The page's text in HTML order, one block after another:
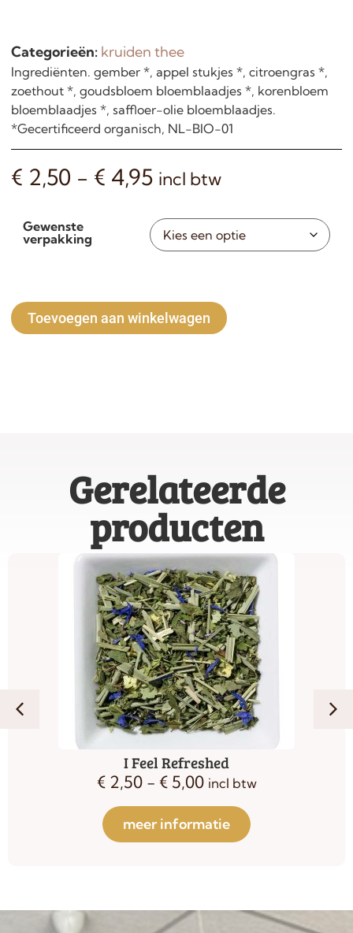
Categorieën: kruiden thee
Ingrediënten. gember *, appel stukjes *, citroengras *,
zoethout *, goudsbloem bloemblaadjes *, korenbloem
bloemblaadjes *, saffloer-olie bloemblaadjes.
*Gecertificeerd organisch, NL-BIO-01
€ 2,50 - € 4,95 incl btw
Gewenste
verpakking
Toevoegen aan winkelwagen
Gerelateerde
producten
I Feel Refreshed
€2,50 - €5,00 incl btw
meer informatie